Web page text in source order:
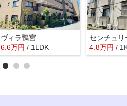
ヴィラ鴨宮
6.6万円 / 1LDK
センチュ
4.8万円 /